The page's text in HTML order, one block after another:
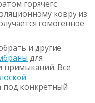
горячего
ковру из
гомогенное
и другие
для
примыканий. Все
под конкретный